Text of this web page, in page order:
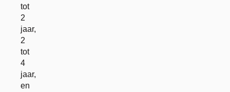
tot
2
jaar,
2
tot
4
jaar,
en